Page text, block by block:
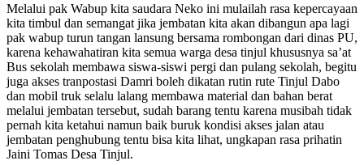
Melalui pak Wabup kita saudara Neko ini mulailah rasa kepercayaan
kita timbul dan semangat jika jembatan kita akan dibangun apa lagi
pak wabup turun tangan lansung bersama rombongan dari dinas PU,
karena kehawahatiran kita semua warga desa tinjul khususnya sa’at
Bus sekolah membawa siswa-siswi pergi dan pulang sekolah, begitu
juga akses tranpostasi Damri boleh dikatan rutin rute Tinjul Dabo
dan mobil truk selalu lalang membawa material dan bahan berat
melalui jembatan tersebut, sudah barang tentu karena musibah tidak
pernah kita ketahui namun baik buruk kondisi akses jalan atau
jembatan penghubung tentu bisa kita lihat, ungkapan rasa prihatin
Jaini Tomas Desa Tinjul.